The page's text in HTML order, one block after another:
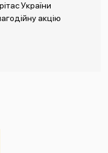
України
акцію